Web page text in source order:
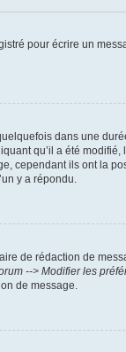
pour écrire un
dans une
qu’il a été modifié,
cependant ils ont la
y a répondu.
de rédaction de
--> Modifier les
de message.